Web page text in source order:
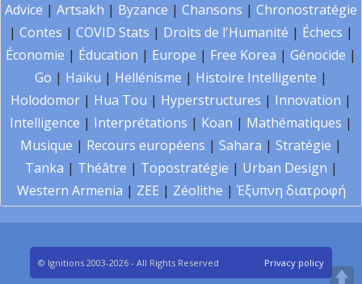
Advice | Artsakh | Byzance | Chansons | Chronostratégie
| Contes | COVID Stats | Droits de l'Humanité | Échecs |
Économie | Éducation | Europe | Free Korea | Génocide |
Go | Haïku | Hellénisme | Histoire Intelligente |
Holodomor | Hua Tou | Hyperstructures | Innovation |
Intelligence | Interprétations | Koan | Mathématiques |
Musique | Recours européens | Sahara | Stratégie |
Tanka | Théâtre | Topostratégie | Urban Design |
Western Armenia | ZEE | Zéolithe | Έξυπνη διατροφή
© Ignitions 2003-2026 - All Rights Reserved Privacy policy